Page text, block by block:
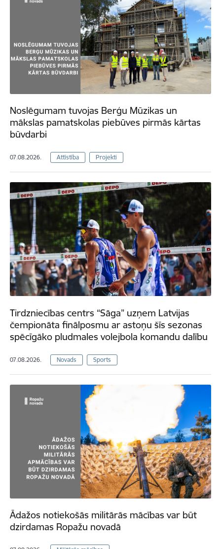
Noslēgumam tuvojas Berģu Mūzikas un
mākslas pamatskolas piebūves pirmās kārtas
būvdarbi
07.08.2026. Attīstība Projekti
Tirdzniecības centrs “Sāga” uzņem Latvijas
čempionāta finālposmu ar astoņu šīs sezonas
spēcīgāko pludmales volejbola komandu dalību
07.08.2026. Novads Sports
Ādažos notiekošās militārās mācības var būt
dzirdamas Ropažu novadā